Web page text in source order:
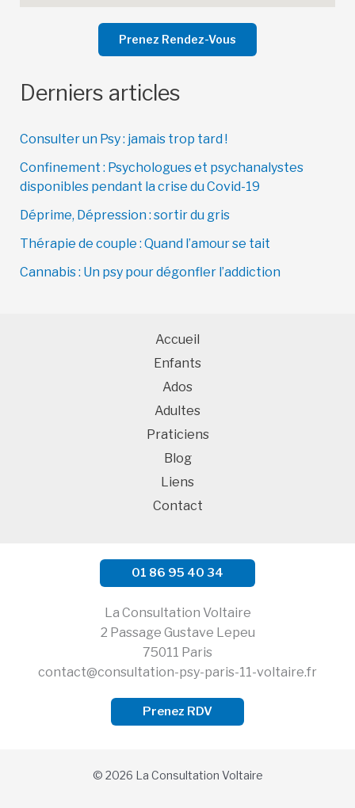
Prenez Rendez-Vous
Derniers articles
Consulter un Psy : jamais trop tard !
Confinement : Psychologues et psychanalystes
disponibles pendant la crise du Covid-19
Déprime, Dépression : sortir du gris
Thérapie de couple : Quand l’amour se tait
Cannabis : Un psy pour dégonfler l’addiction
Accueil
Enfants
Ados
Adultes
Praticiens
Blog
Liens
Contact
01 86 95 40 34
La Consultation Voltaire
2 Passage Gustave Lepeu
75011 Paris
contact@consultation-psy-paris-11-voltaire.fr
Prenez RDV
© 2026 La Consultation Voltaire